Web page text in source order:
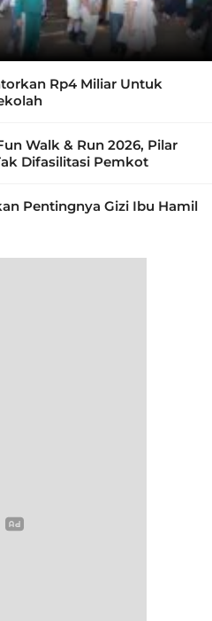
Rp4 Miliar Untuk
Walk & Run 2026, Pilar
Difasilitasi Pemkot
Pentingnya Gizi Ibu Hamil